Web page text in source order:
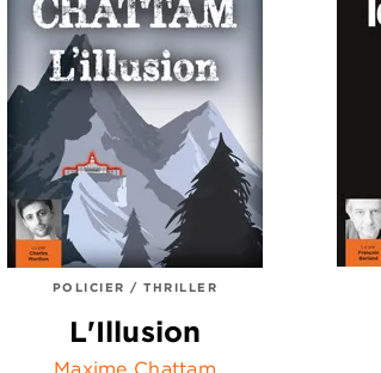
POLICIER / THRILLER
L'Illusion
Maxime Chattam